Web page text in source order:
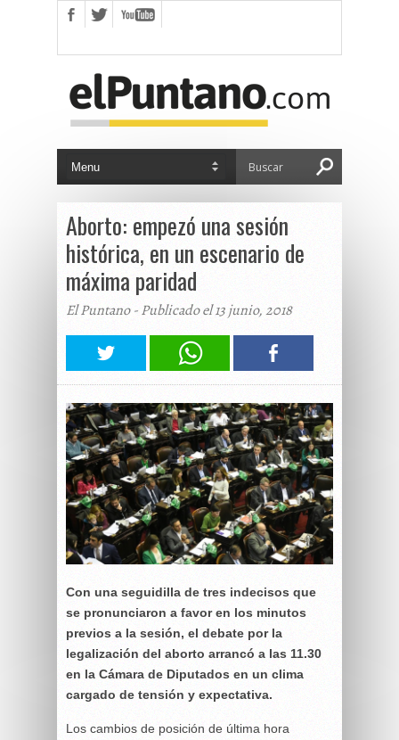
Aborto: empezó una sesión
histórica, en un escenario de
máxima paridad
El Puntano - Publicado el 13 junio, 2018
Con una seguidilla de tres indecisos que
se pronunciaron a favor en los minutos
previos a la sesión, el debate por la
legalización del aborto arrancó a las 11.30
en la Cámara de Diputados en un clima
cargado de tensión y expectativa.
Los cambios de posición de última hora